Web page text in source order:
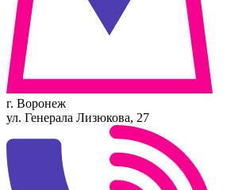
г. Воронеж
ул. Генерала Лизюкова, 27